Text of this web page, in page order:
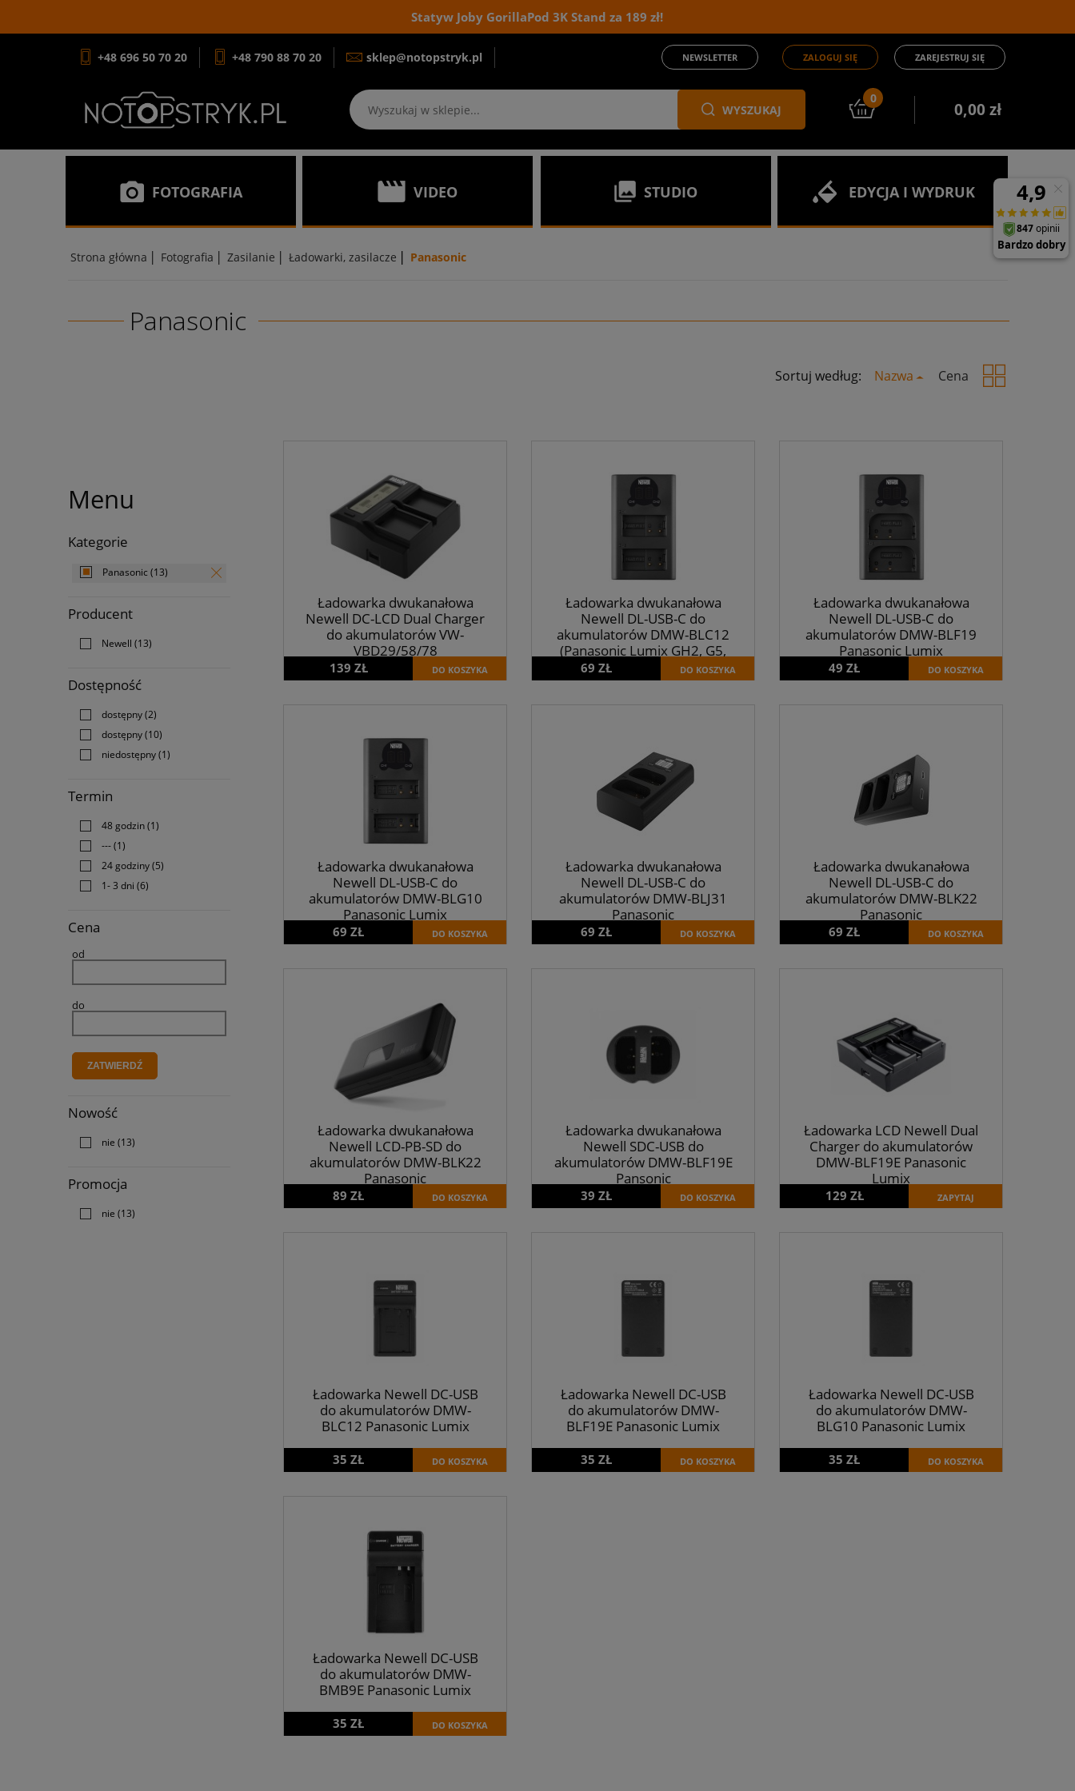
Statyw Joby GorillaPod 3K Stand za 189 zł!
+48 696 50 70 20 +48 790 88 70 20 sklep@notopstryk.pl NEWSLETTER ZALOGUJ SIĘ ZAREJESTRUJ SIĘ
WYSZUKAJ
0
0,00 zł
FOTOGRAFIA VIDEO STUDIO EDYCJA I WYDRUK
Strona główna | Fotografia | Zasilanie | Ładowarki, zasilacze | Panasonic
Panasonic
Sortuj według: Nazwa Cena
Menu
Kategorie
Panasonic (13)
Producent
Newell (13)
Dostępność
dostępny(2)
dostępny(10)
niedostępny(1)
Termin
48 godzin(1)
---(1)
24 godziny(5)
1- 3 dni (6)
Cena
od
do
ZATWIERDŹ
Nowość
nie (13)
Promocja
nie (13)
Ładowarka dwukanałowa
Newell DC-LCD Dual Charger
do akumulatorów VW-
VBD29/58/78
139 ZŁ DO KOSZYKA
Ładowarka dwukanałowa
Newell DL-USB-C do
akumulatorów DMW-BLC12
(Panasonic Lumix GH2, G5,
G6, FZ200, FZ1000)
69 ZŁ DO KOSZYKA
Ładowarka dwukanałowa
Newell DL-USB-C do
akumulatorów DMW-BLF19
Panasonic Lumix
49 ZŁ DO KOSZYKA
Ładowarka dwukanałowa
Newell DL-USB-C do
akumulatorów DMW-BLG10
Panasonic Lumix
69 ZŁ DO KOSZYKA
Ładowarka dwukanałowa
Newell DL-USB-C do
akumulatorów DMW-BLJ31
Panasonic
69 ZŁ DO KOSZYKA
Ładowarka dwukanałowa
Newell DL-USB-C do
akumulatorów DMW-BLK22
Panasonic
69 ZŁ DO KOSZYKA
Ładowarka dwukanałowa
Newell LCD-PB-SD do
akumulatorów DMW-BLK22
Panasonic
89 ZŁ DO KOSZYKA
Ładowarka dwukanałowa
Newell SDC-USB do
akumulatorów DMW-BLF19E
Pansonic
39 ZŁ DO KOSZYKA
Ładowarka LCD Newell Dual
Charger do akumulatorów
DMW-BLF19E Panasonic
Lumix
129 ZŁ ZAPYTAJ
Ładowarka Newell DC-USB
do akumulatorów DMW-
BLC12 Panasonic Lumix
35 ZŁ DO KOSZYKA
Ładowarka Newell DC-USB
do akumulatorów DMW-
BLF19E Panasonic Lumix
35 ZŁ DO KOSZYKA
Ładowarka Newell DC-USB
do akumulatorów DMW-
BLG10 Panasonic Lumix
35 ZŁ DO KOSZYKA
Ładowarka Newell DC-USB
do akumulatorów DMW-
BMB9E Panasonic Lumix
35 ZŁ DO KOSZYKA